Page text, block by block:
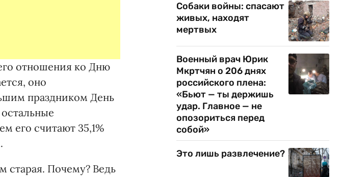
отношения ко Дню
оно
праздником День
его считают 35,1%
старая. Почему? Ведь
Собаки войны: спасают
живых, находят
мертвых
Военный врач Юрик
Мкртчян о 206 днях
российского плена:
«Бьют — ты держишь
удар. Главное — не
опозориться перед
собой»
Это лишь развлечение?